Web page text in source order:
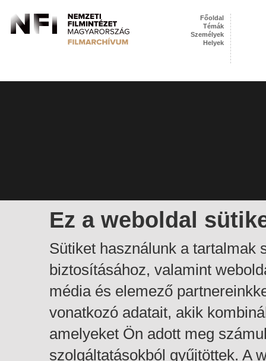
Ez a weboldal
Sütiket használunk a tartalmak
biztosításához, valamint
média és elemező
vonatkozó adatait, akik
amelyeket Ön adott meg
szolgáltatásokból gyűjtöttek. A
Főoldal
Témák
Személyek
Helyek